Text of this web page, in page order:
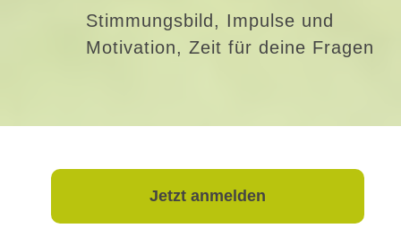
Stimmungsbild, Impulse und
Motivation, Zeit für deine Fragen
Jetzt anmelden